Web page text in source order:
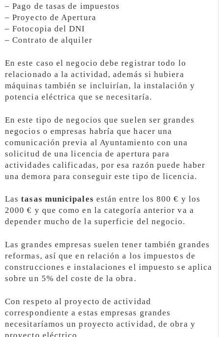
– Pago de tasas de impuestos
– Proyecto de Apertura
– Fotocopia del DNI
– Contrato de alquiler
En este caso el negocio debe registrar todo lo
relacionado a la actividad, además si hubiera
máquinas también se incluirían, la instalación y
potencia eléctrica que se necesitaría.
En este tipo de negocios que suelen ser grandes
negocios o empresas habría que hacer una
comunicación previa al Ayuntamiento con una
solicitud de una licencia de apertura para
actividades calificadas, por esa razón puede haber
una demora para conseguir este tipo de licencia.
Lastasas municipales están entre los 800 € y los
2000 € y que como en la categoría anterior va a
depender mucho de la superficie del negocio.
Las grandes empresas suelen tener también grandes
reformas, así que en relación a los impuestos de
construcciones e instalaciones el impuesto se aplica
sobre un 5% del coste de la obra.
Con respeto al proyecto de actividad
correspondiente a estas empresas grandes
necesitaríamos un proyecto actividad, de obra y